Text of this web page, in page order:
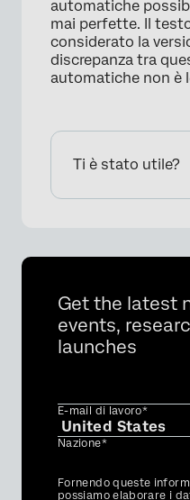
automatiche
mai perfette. Il
considerato la
discrepanza tra
automatiche non è
Ti è stato utile?
Get the latest
events,
launches
E-mail di lavoro*
Nazione*
Privacy
Optin
Fornendo queste
possiamo elaborare i